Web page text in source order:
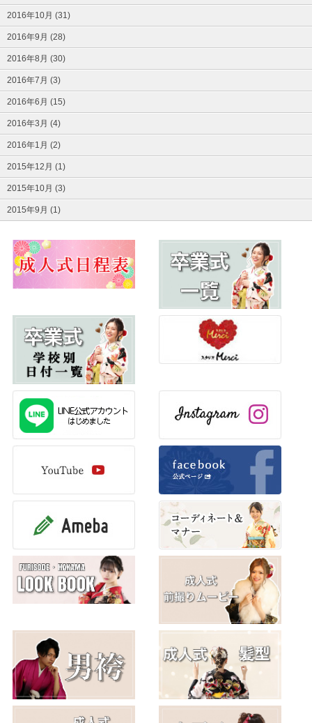
2016年10月 (31)
2016年9月 (28)
2016年8月 (30)
2016年7月 (3)
2016年6月 (15)
2016年3月 (4)
2016年1月 (2)
2015年12月 (1)
2015年10月 (3)
2015年9月 (1)